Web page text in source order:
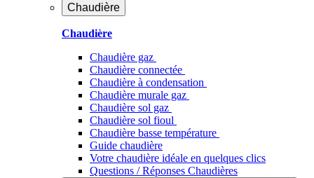
Chaudière
Chaudière
Chaudière gaz
Chaudière connectée
Chaudière à condensation
Chaudière murale gaz
Chaudière sol gaz
Chaudière sol fioul
Chaudière basse température
Guide chaudière
Votre chaudière idéale en quelques clics
Questions / Réponses Chaudières